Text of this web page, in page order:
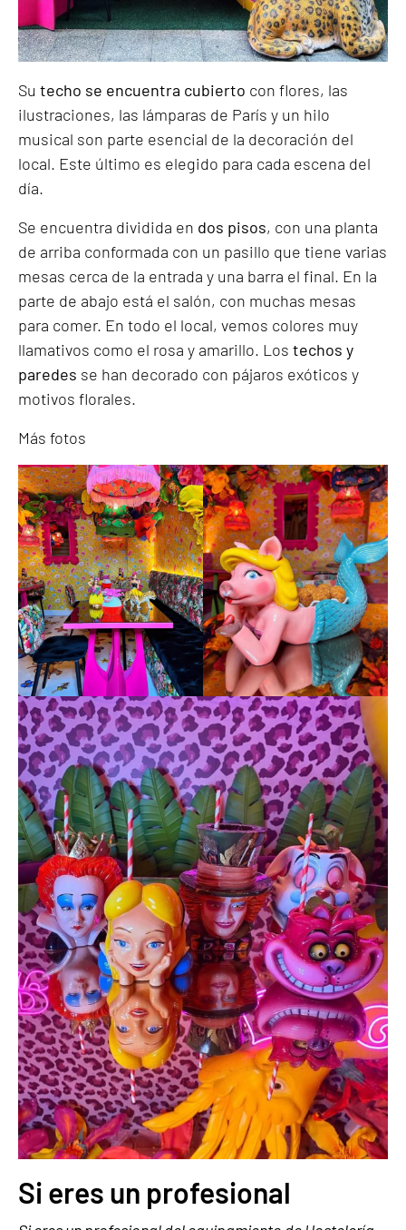
Su techo se encuentra cubierto con flores, las
ilustraciones, las lámparas de París y un hilo
musical son parte esencial de la decoración del
local. Este último es elegido para cada escena del
día.
Se encuentra dividida en dos pisos, con una planta
de arriba conformada con un pasillo que tiene varias
mesas cerca de la entrada y una barra el final. En la
parte de abajo está el salón, con muchas mesas
para comer. En todo el local, vemos colores muy
llamativos como el rosa y amarillo. Los techos y
paredes se han decorado con pájaros exóticos y
motivos florales.
Más fotos
Si eres un profesional